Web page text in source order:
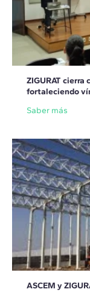
ZIGURAT cierra
fortaleciendo
Saber más
ASCEM y